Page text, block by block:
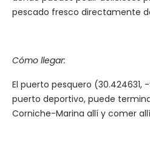
pescado fresco directamente
Cómo llegar:
El puerto pesquero (30.424631,
puerto deportivo, puede
Corniche-Marina allí y comer